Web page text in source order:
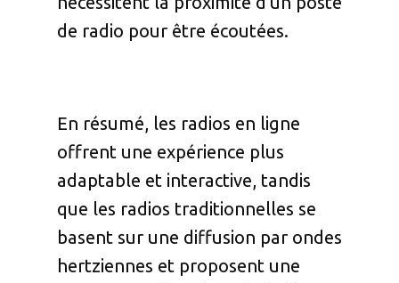
de radio pour être écoutées.
En résumé, les radios en ligne
offrent une expérience plus
adaptable et interactive, tandis
que les radios traditionnelles se
basent sur une diffusion par ondes
hertziennes et proposent une